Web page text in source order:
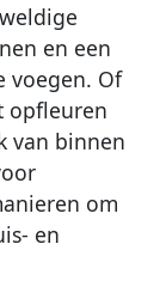
en een
voegen. Of
opfleuren
van binnen
om
en